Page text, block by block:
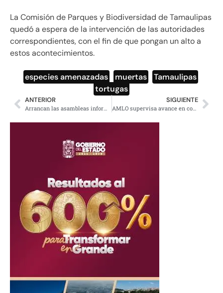
La Comisión de Parques y Biodiversidad de Tamaulipas
quedó a espera de la intervención de las autoridades
correspondientes, con el fin de que pongan un alto a
estos acontecimientos.
especies amenazadas muertas Tamaulipas
tortugas
ANTERIOR
Arrancan las asambleas informativas para construcción de Tren Maya
SIGUIENTE
AMLO supervisa avance en construcción del Aeropuerto en Santa Lucía